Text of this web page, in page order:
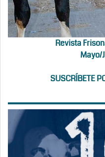
Revista
Mayo/
SUSCRÍBETE